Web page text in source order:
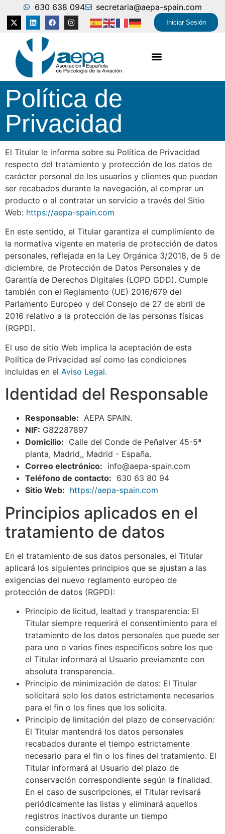
Iniciar Sesión
630 638 094 secretaria@aepa-spain.com
Política de
Privacidad
El Titular le informa sobre su Política de Privacidad
respecto del tratamiento y protección de los datos de
carácter personal de los usuarios y clientes que puedan
ser recabados durante la navegación, al comprar un
producto o al contratar un servicio a través del Sitio
Web: https://aepa-spain.com
En este sentido, el Titular garantiza el cumplimiento de
la normativa vigente en materia de protección de datos
personales, reflejada en la Ley Orgánica 3/2018, de 5 de
diciembre, de Protección de Datos Personales y de
Garantía de Derechos Digitales (LOPD GDD). Cumple
también con el Reglamento (UE) 2016/679 del
Parlamento Europeo y del Consejo de 27 de abril de
2016 relativo a la protección de las personas físicas
(RGPD).
El uso de sitio Web implica la aceptación de esta
Política de Privacidad así como las condiciones
incluidas en el Aviso Legal.
Identidad del Responsable
Responsable: AEPA SPAIN.
NIF: G82287897
Domicilio: Calle del Conde de Peñalver 45-5ª
planta, Madrid,, Madrid - España.
Correo electrónico: info@aepa-spain.com
Teléfono de contacto: 630 63 80 94
Sitio Web: https://aepa-spain.com
Principios aplicados en el
tratamiento de datos
En el tratamiento de sus datos personales, el Titular
aplicará los siguientes principios que se ajustan a las
exigencias del nuevo reglamento europeo de
protección de datos (RGPD):
Principio de licitud, lealtad y transparencia: El
Titular siempre requerirá el consentimiento para el
tratamiento de los datos personales que puede ser
para uno o varios fines específicos sobre los que
el Titular informará al Usuario previamente con
absoluta transparencia.
Principio de minimización de datos: El Titular
solicitará solo los datos estrictamente necesarios
para el fin o los fines que los solicita.
Principio de limitación del plazo de conservación:
El Titular mantendrá los datos personales
recabados durante el tiempo estrictamente
necesario para el fin o los fines del tratamiento. El
Titular informará al Usuario del plazo de
conservación correspondiente según la finalidad.
En el caso de suscripciones, el Titular revisará
periódicamente las listas y eliminará aquellos
registros inactivos durante un tiempo
considerable.